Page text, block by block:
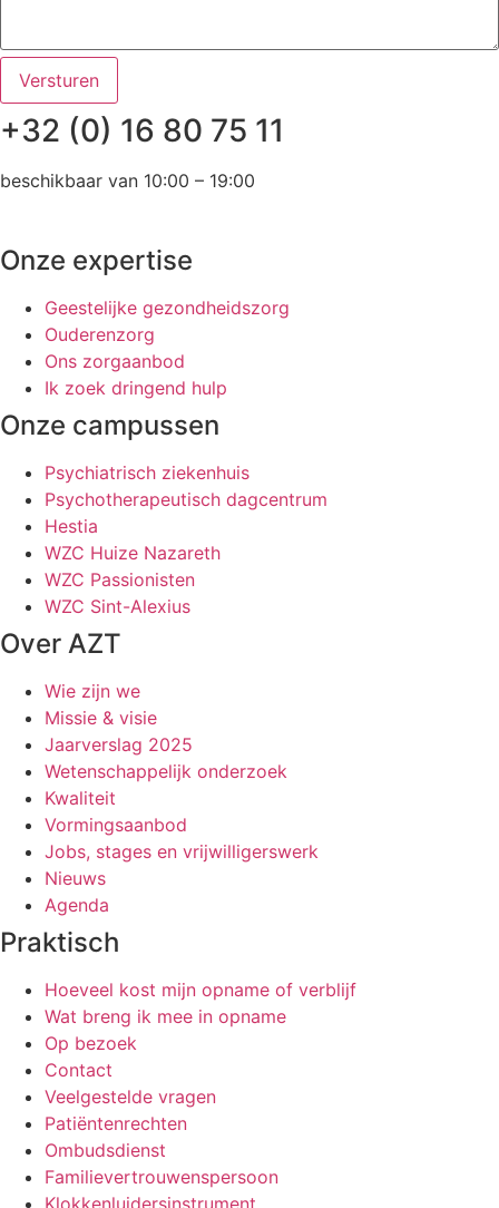
Versturen
+32 (0) 16 80 75 11
beschikbaar van 10:00 – 19:00
Onze expertise
Geestelijke gezondheidszorg
Ouderenzorg
Ons zorgaanbod
Ik zoek dringend hulp
Onze campussen
Psychiatrisch ziekenhuis
Psychotherapeutisch dagcentrum
Hestia
WZC Huize Nazareth
WZC Passionisten
WZC Sint-Alexius
Over AZT
Wie zijn we
Missie & visie
Jaarverslag 2025
Wetenschappelijk onderzoek
Kwaliteit
Vormingsaanbod
Jobs, stages en vrijwilligerswerk
Nieuws
Agenda
Praktisch
Hoeveel kost mijn opname of verblijf
Wat breng ik mee in opname
Op bezoek
Contact
Veelgestelde vragen
Patiëntenrechten
Ombudsdienst
Familievertrouwenspersoon